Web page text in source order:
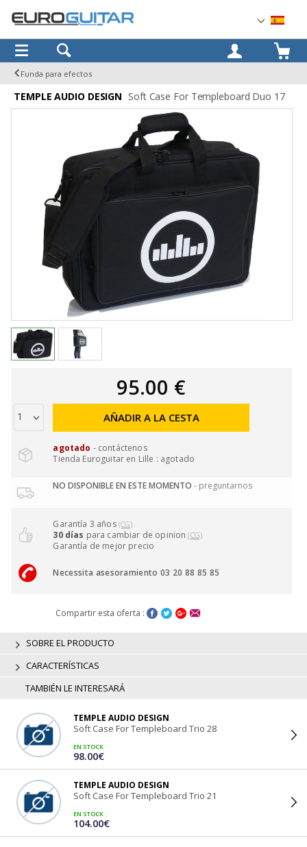
OK
Funda para efectos
TEMPLE AUDIO DESIGN Soft Case For Templeboard Duo 17
95.00 €
AÑADIR A LA CESTA
agotado - contáctenos
Tienda Euroguitar en Lille : agotado
NO DISPONIBLE EN ESTE MOMENTO - preguntarnos
Garantía 3 años (CG)
30 días para cambiar de opinion(CG)
Garantía de mejor precio
Necessita asesoramiento 03 20 88 85 85
Compartir esta oferta :
SOBRE EL PRODUCTO
CARACTERÍSTICAS
TAMBIÉN LE INTERESARÁ
TEMPLE AUDIO DESIGN
Soft Case For Templeboard Trio 28
EN STOCK
98.00€
TEMPLE AUDIO DESIGN
Soft Case For Templeboard Trio 21
EN STOCK
104.00€